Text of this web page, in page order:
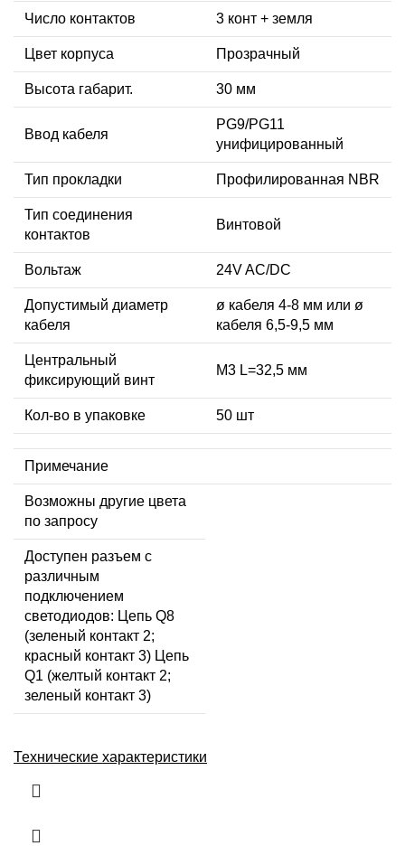
Число контактов 3 конт + земля
Цвет корпуса Прозрачный
Высота габарит. 30 мм
Ввод кабеля
PG9/PG11
унифицированный
Тип прокладки Профилированная NBR
Тип соединения
контактов
Винтовой
Вольтаж 24V AC/DC
Допустимый диаметр
кабеля
ø кабеля 4-8 мм или ø
кабеля 6,5-9,5 мм
Центральный
фиксирующий винт
М3 L=32,5 мм
Кол-во в упаковке 50 шт
Примечание
Возможны другие цвета
по запросу
Доступен разъем с
различным
подключением
светодиодов: Цепь Q8
(зеленый контакт 2;
красный контакт 3) Цепь
Q1 (желтый контакт 2;
зеленый контакт 3)
Технические характеристики